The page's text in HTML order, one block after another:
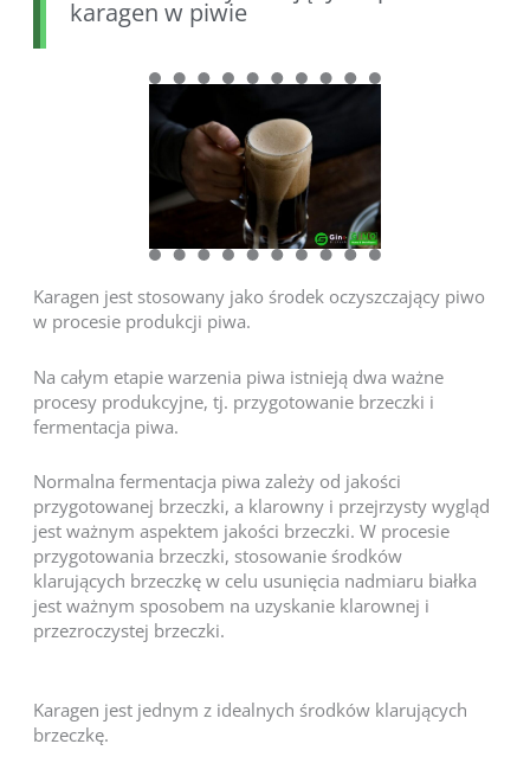
karagen w piwie
Karagen jest stosowany jako środek oczyszczający piwo
w procesie produkcji piwa.
Na całym etapie warzenia piwa istnieją dwa ważne
procesy produkcyjne, tj. przygotowanie brzeczki i
fermentacja piwa.
Normalna fermentacja piwa zależy od jakości
przygotowanej brzeczki, a klarowny i przejrzysty wygląd
jest ważnym aspektem jakości brzeczki. W procesie
przygotowania brzeczki, stosowanie środków
klarujących brzeczkę w celu usunięcia nadmiaru białka
jest ważnym sposobem na uzyskanie klarownej i
przezroczystej brzeczki.
Karagen jest jednym z idealnych środków klarujących
brzeczkę.